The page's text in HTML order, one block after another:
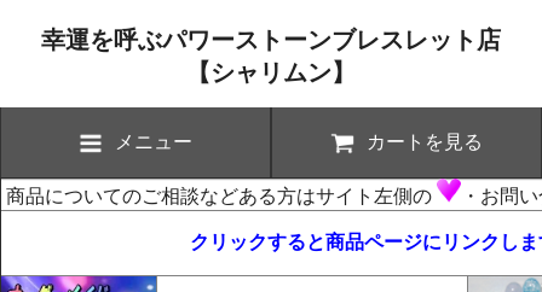
幸運を呼ぶパワーストーンブレスレット店
【シャリムン】
メニュー カートを見る
商品についてのご相談などある方はサイト左側の ・お問
クリックすると商品ページにリンクしま